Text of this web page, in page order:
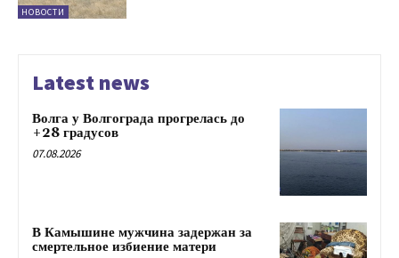
НОВОСТИ
Latest news
Волга у Волгограда прогрелась до
+28 градусов
07.08.2026
В Камышине мужчина задержан за
смертельное избиение матери